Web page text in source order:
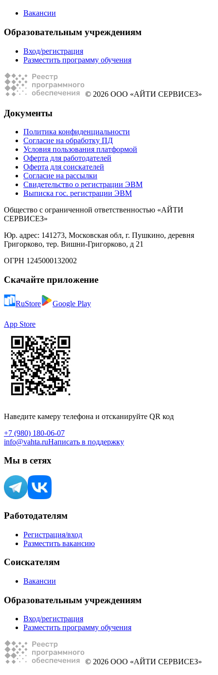
Вакансии
Образовательным учреждениям
Вход/регистрация
Разместить программу обучения
© 2026 ООО «АЙТИ СЕРВИСЕЗ»
Документы
Политика конфиденциальности
Согласие на обработку ПД
Условия пользования платформой
Оферта для работодателей
Оферта для соискателей
Согласие на рассылки
Свидетельство о регистрации ЭВМ
Выписка гос. регистрации ЭВМ
Общество с ограниченной ответственностью «АЙТИ
СЕРВИСЕЗ»
Юр. адрес: 141273, Московская обл, г. Пушкино, деревня
Григорково, тер. Вишни-Григорково, д 21
ОГРН 1245000132002
Скачайте приложение
RuStore Google Play
App Store
Наведите камеру телефона и отсканируйте QR код
+7 (980) 180-06-07
info@vahta.ruНаписать в поддержку
Мы в сетях
Работодателям
Регистрация/вход
Разместить вакансию
Соискателям
Вакансии
Образовательным учреждениям
Вход/регистрация
Разместить программу обучения
© 2026 ООО «АЙТИ СЕРВИСЕЗ»